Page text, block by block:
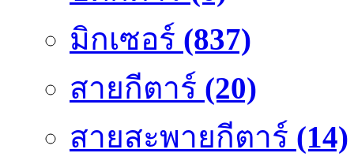
มิกเซอร์ (837)
สายกีตาร์ (20)
สายสะพายกีตาร์ (14)